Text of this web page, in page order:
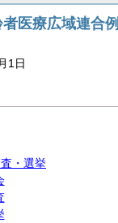
医療広域連合例
1日
・選挙